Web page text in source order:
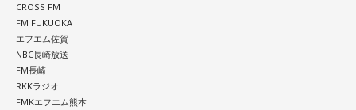
CROSS FM
FM FUKUOKA
エフエム佐賀
NBC長崎放送
FM長崎
RKKラジオ
FMKエフエム熊本